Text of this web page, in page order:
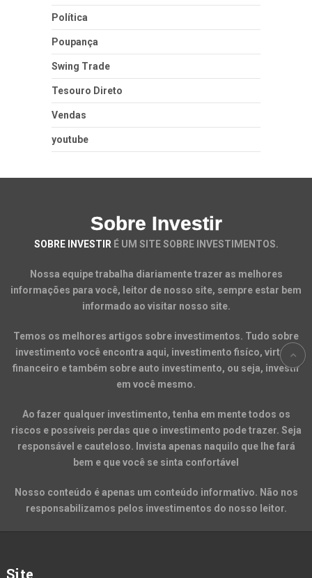
Política
Poupança
Swing Trade
Tesouro Direto
Vendas
youtube
Sobre Investir
SOBRE INVESTIR É UM SITE SOBRE INVESTIMENTOS.
Nossa equipe trabalha diariamente trazer as melhores
informações para você, leitor de nosso site, sempre estar bem
informado ao visitar nosso site.
Temos os melhores artigos sobre investimentos. Tudo sobre
investimento você encontra aqui, investimento fisíco, virtual,
financeiro e também sobre auto investimento, ou seja, investir
em você mesmo.
Ao fazer qualquer investimento, tenha em mente todos os
riscos e possíveis perdas que o investimento pode trazer. Seja
responsável e cauteloso. Invista apenas naquilo que lhe fará
bem e que você se sinta confortável
Nosso conteúdo é apenas um conteúdo informativo. Não nos
responsabilizamos pelos investimentos do nosso leitor.
Site